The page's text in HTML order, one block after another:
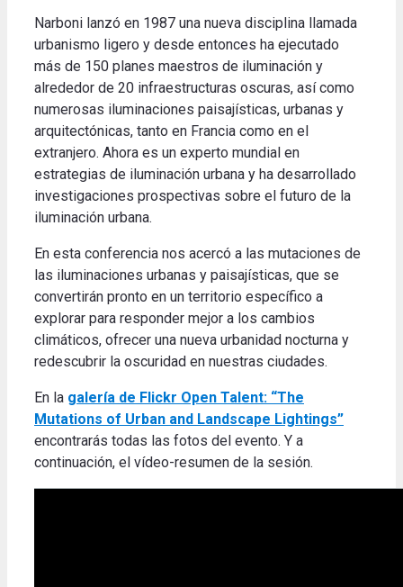
Narboni lanzó en 1987 una nueva disciplina llamada
urbanismo ligero y desde entonces ha ejecutado
más de 150 planes maestros de iluminación y
alrededor de 20 infraestructuras oscuras, así como
numerosas iluminaciones paisajísticas, urbanas y
arquitectónicas, tanto en Francia como en el
extranjero. Ahora es un experto mundial en
estrategias de iluminación urbana y ha desarrollado
investigaciones prospectivas sobre el futuro de la
iluminación urbana.
En esta conferencia nos acercó a las mutaciones de
las iluminaciones urbanas y paisajísticas, que se
convertirán pronto en un territorio específico a
explorar para responder mejor a los cambios
climáticos, ofrecer una nueva urbanidad nocturna y
redescubrir la oscuridad en nuestras ciudades.
En la galería de Flickr Open Talent: “The
Mutations of Urban and Landscape Lightings”
encontrarás todas las fotos del evento. Y a
continuación, el vídeo-resumen de la sesión.